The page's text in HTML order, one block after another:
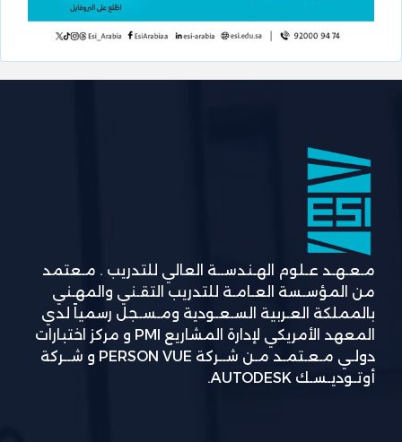
مـعـهـد عـلوم الهـندســة العالي للتدريب . مـعتمد
من المؤسـسة العـامـة للتدريب التقـني والمهـني
بالمملكة العـربية السـعـودية ومـسـجل رسمياً لدي
المعهد الأمريكي لإدارة المشاريع PMI و مركز اختبارات
دولـي مـعـتمـد مـن شــركة PERSON VUE و شــركة
أوتـوديـسـك AUTODESK.